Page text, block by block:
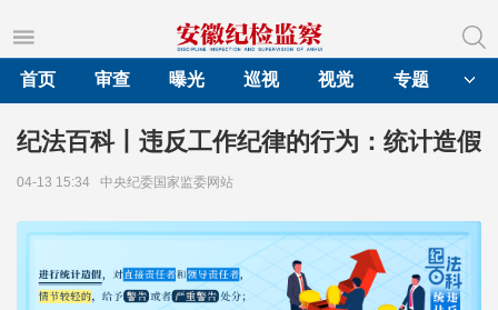
首页
审查 曝光 巡视 视觉 专题
纪法百科丨违反工作纪律的行为：统计造假
04-13 15:34 中央纪委国家监委网站